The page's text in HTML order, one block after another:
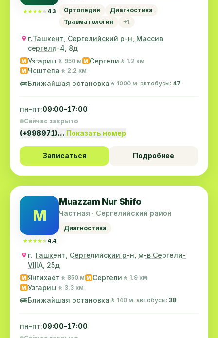
★★★★★
★★★★★ 4.3 Ортопедия
Диагностика
Травматология
+1
г.Ташкент, Сергелийский р-н, Массив
сергели-4, 8д
M Узгариш 🚶 950 м M Сергели 🚶 1.2 км
M Чоштепа 🚶 2.2 км
🚌Ближайшая остановка 🚶 1000 м· автобусы: 47
пн–пт:09:00–17:00
Сейчас закрыто
(+998971)… Показать номер
Записаться Подробнее
M
★★★★★
★★★★★ 4.4
Muazzam Nur Shifo
Частная · Сергелийский район
Диагностика
г. Ташкент, Сергелийский р-н, м-в Сергели-
VIIIА, 25д
M Янгихаёт 🚶 850 м M Сергели 🚶 1.9 км
M Узгариш 🚶 3.3 км
🚌Ближайшая остановка 🚶 140 м· автобусы: 38
пн–пт:09:00–17:00